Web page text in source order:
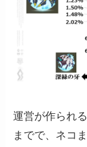
運営が作られ
までで、ネコ